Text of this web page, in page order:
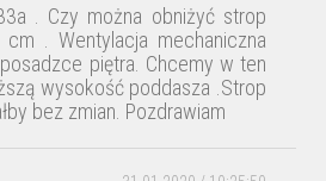
. Czy można obniżyć strop
. Wentylacja mechaniczna
piętra. Chcemy w ten
wysokość poddasza .Strop
bez zmian. Pozdrawiam